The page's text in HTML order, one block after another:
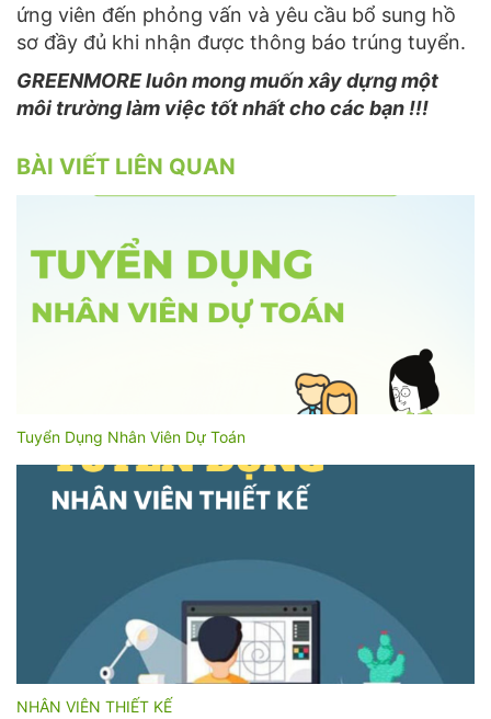
ứng viên đến phỏng vấn và yêu cầu bổ sung hồ
sơ đầy đủ khi nhận được thông báo trúng tuyển.
GREENMORE luôn mong muốn xây dựng một
môi trường làm việc tốt nhất cho các bạn !!!
BÀI VIẾT LIÊN QUAN
Tuyển Dụng Nhân Viên Dự Toán
NHÂN VIÊN THIẾT KẾ